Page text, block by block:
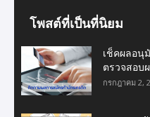
โพสต์ที่เป็นที่นิยม
เช็คผลอนุ
ตรวจสอบ
กรกฎาคม 2,